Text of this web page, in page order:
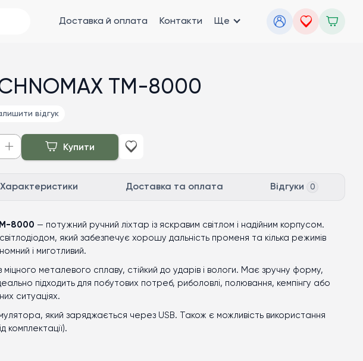
Доставка й оплата Контакти Ще
TM-8000
відгук
Купити
Характеристики Доставка та оплата Відгуки 0
8000 — потужний ручний ліхтар із яскравим світлом і надійним корпусом.
який забезпечує хорошу дальність променя та кілька режимів
і миготливий.
міцного металевого сплаву, стійкий до ударів і вологи. Має зручну форму,
підходить для побутових потреб, риболовлі, полювання, кемпінгу або
ситуаціях.
який заряджається через USB. Також є можливість використання
комплектації).